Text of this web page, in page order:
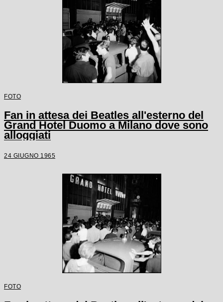
FOTO
Fan in attesa dei Beatles all'esterno del
Grand Hotel Duomo a Milano dove sono
alloggiati
24 GIUGNO 1965
FOTO